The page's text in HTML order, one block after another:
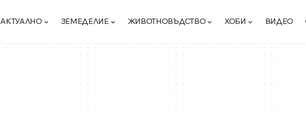
АКТУАЛНО ЗЕМЕДЕЛИЕ ЖИВОТНОВЪДСТВО ХОБИ ВИДЕО